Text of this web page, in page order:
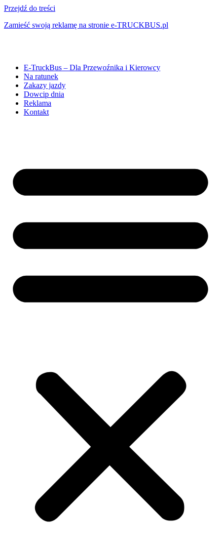
Przejdź do treści
Zamieść swoją reklamę na stronie e-TRUCKBUS.pl
E-TruckBus – Dla Przewoźnika i Kierowcy
Na ratunek
Zakazy jazdy
Dowcip dnia
Reklama
Kontakt